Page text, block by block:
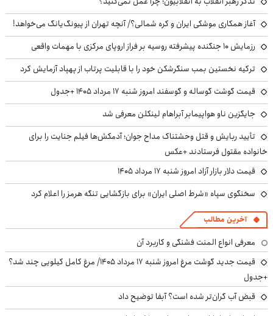
آغاز همکاری موشکی ایران و کره شمالی؟/ آنچه تهران از پیونگ‌یانگ می‌خواهد!
رزمایش ۱۰ جنگنده پیشرفته روسیه بر فراز اروپای مرکزی با مهمات واقعی
ترکیه نخستین بمب سنگرشکن خود را با قابلیت پرتاب از پهپاد آزمایش کرد
قیمت گوشت گوساله و گوسفند امروز شنبه ۱۷ مرداد ۱۴۰۵ +جدول
جایگزین ناو هواپیمابر آبراهام لینکلن معرفی شد
تأیید ربایش و قتل وحشتناک مداح جوان؛ آدمکش‌ها فیلم جنایت را برای
خانواده مقتول فرستادند +عکس
قیمت دلار بازار آزاد امروز شنبه ۱۷ مرداد ۱۴۰۵
سخنگوی سپاه «شرط اصلی ایران» برای بازگشایی تنگه هرمز را اعلام کرد
آخرین مطالب
معرفی انواع المنت فشنگی و کاربرد آن
قیمت جدید گوشت مرغ امروز شنبه ۱۷ مرداد ۱۴۰۵/ مرغ کامل کیلویی چند شد؟
+جدول
قبض آب گران‌تر شده است؟ آبفا توضیح داد